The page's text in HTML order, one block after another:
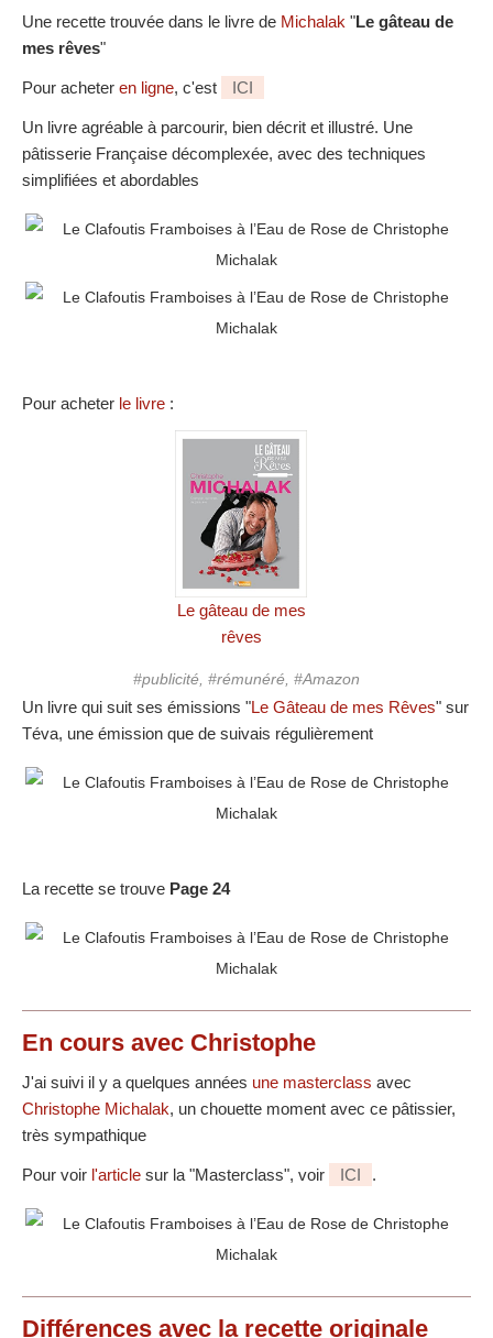
Une recette trouvée dans le livre de Michalak "Le gâteau de
mes rêves"
Pour acheter en ligne, c'est ICI
Un livre agréable à parcourir, bien décrit et illustré. Une
pâtisserie Française décomplexée, avec des techniques
simplifiées et abordables
Pour acheter le livre :
Le gâteau de mes
rêves
#publicité, #rémunéré, #Amazon
Un livre qui suit ses émissions "Le Gâteau de mes Rêves" sur
Téva, une émission que de suivais régulièrement
La recette se trouve Page 24
En cours avec Christophe
J'ai suivi il y a quelques années une masterclass avec
Christophe Michalak, un chouette moment avec ce pâtissier,
très sympathique
Pour voir l'article sur la "Masterclass", voir ICI .
Différences avec la recette originale